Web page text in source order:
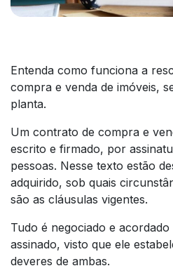
Entenda como funciona a
compra e venda de imóveis,
planta.
Um contrato de compra e
escrito e firmado, por
pessoas. Nesse texto estão
adquirido, sob quais
são as cláusulas vigentes.
Tudo é negociado e
assinado, visto que ele
deveres de ambas.